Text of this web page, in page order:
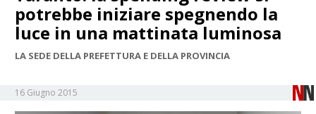
potrebbe iniziare spegnendo la
luce in una mattinata luminosa
LA SEDE DELLA PREFETTURA E DELLA PROVINCIA
16 Giugno 2015